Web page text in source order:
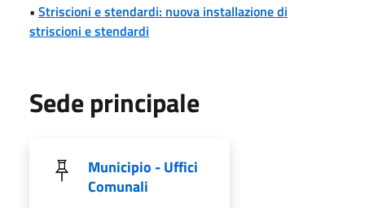
• Striscioni e stendardi: nuova installazione di
striscioni e stendardi
Sede principale
Municipio - Uffici
Comunali